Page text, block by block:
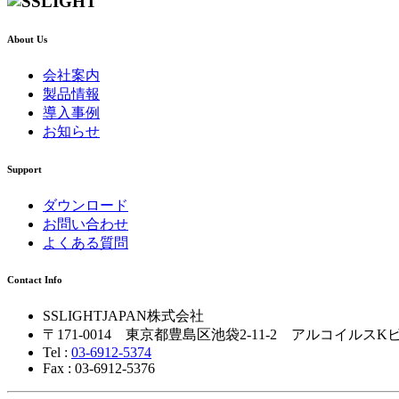
About Us
会社案内
製品情報
導入事例
お知らせ
Support
ダウンロード
お問い合わせ
よくある質問
Contact Info
SSLIGHTJAPAN株式会社
〒171-0014 東京都豊島区池袋2-11-2 アルコイルスK
Tel : 03-6912-5374
Fax : 03-6912-5376